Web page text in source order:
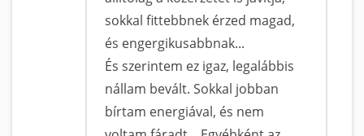
sokkal fittebbnek érzed magad,
és engergikusabbnak...
És szerintem ez igaz, legalábbis
nállam bevált. Sokkal jobban
bírtam energiával, és nem